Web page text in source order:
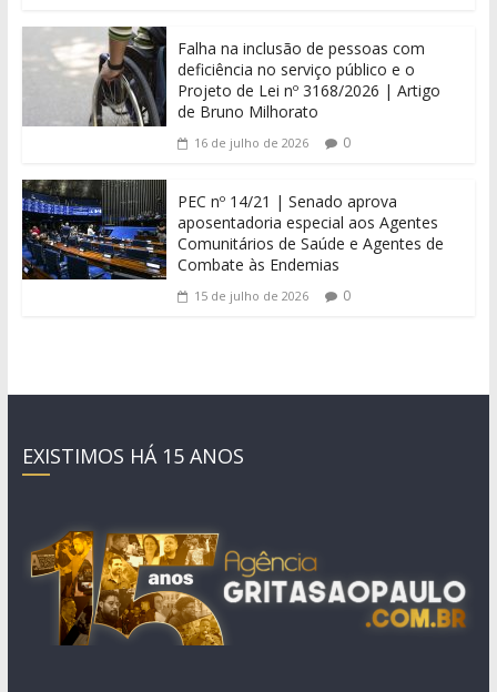
Falha na inclusão de pessoas com
deficiência no serviço público e o
Projeto de Lei nº 3168/2026 | Artigo
de Bruno Milhorato
16 de julho de 2026 0
PEC nº 14/21 | Senado aprova
aposentadoria especial aos Agentes
Comunitários de Saúde e Agentes de
Combate às Endemias
15 de julho de 2026 0
EXISTIMOS HÁ 15 ANOS